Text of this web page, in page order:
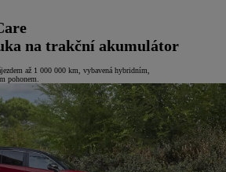
na trakční akumulátor
až 1 000 000 km, vybavená hybridním,
pohonem.